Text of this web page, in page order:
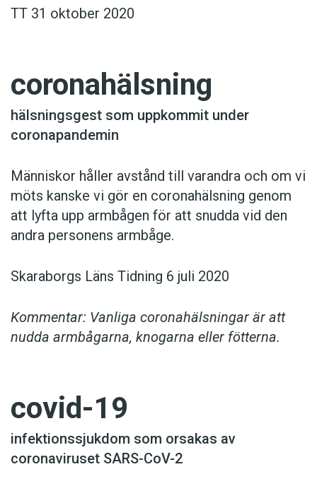
TT 31 oktober 2020
coronahälsning
hälsningsgest som uppkommit under
coronapandemin
Människor håller avstånd till varandra och om vi
möts kanske vi gör en coronahälsning genom
att lyfta upp armbågen för att snudda vid den
andra personens armbåge.
Skaraborgs Läns Tidning 6 juli 2020
Kommentar: Vanliga coronahälsningar är att
nudda armbågarna, knogarna eller fötterna.
covid-19
infektionssjukdom som orsakas av
coronaviruset SARS-CoV-2